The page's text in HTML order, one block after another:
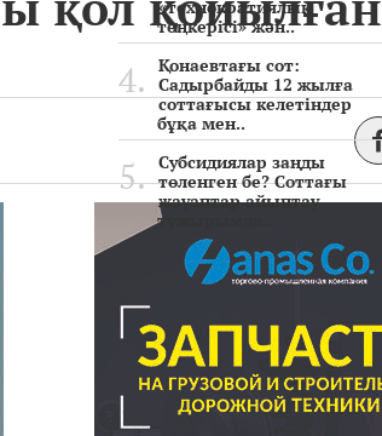
«технократиялық
төңкерісі» жән..
Қонаевтағы сот:
Садырбайды 12 жылға
соттағысы келетіндер
бұқа мен..
Субсидиялар заңды
төленген бе? Соттағы
жауаптар айыптау
тұжырымда..